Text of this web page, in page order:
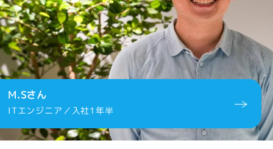
M.Sさん
ITエンジニア／入社1年半